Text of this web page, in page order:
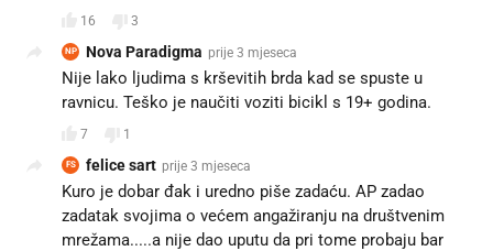
16 3
NP Nova Paradigma prije 3 mjeseca
Nije lako ljudima s krševitih brda kad se spuste u
ravnicu. Teško je naučiti voziti bicikl s 19+ godina.
7 1
FS felice sart prije 3 mjeseca
Kuro je dobar đak i uredno piše zadaću. AP zadao
zadatak svojima o većem angažiranju na društvenim
mrežama.....a nije dao uputu da pri tome probaju bar